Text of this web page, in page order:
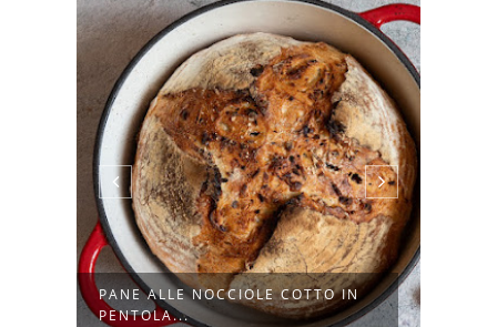
PANE ALLE NOCCIOLE COTTO IN
PENTOLA...